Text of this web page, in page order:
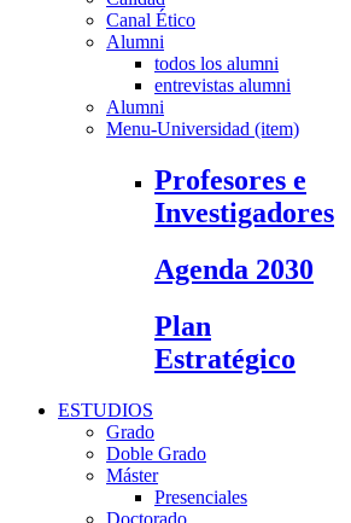
Canal Ético
Alumni
todos los alumni
entrevistas alumni
Alumni
Menu-Universidad (item)
Profesores e
Investigadores
Agenda 2030
Plan
Estratégico
ESTUDIOS
Grado
Doble Grado
Máster
Presenciales
Doctorado